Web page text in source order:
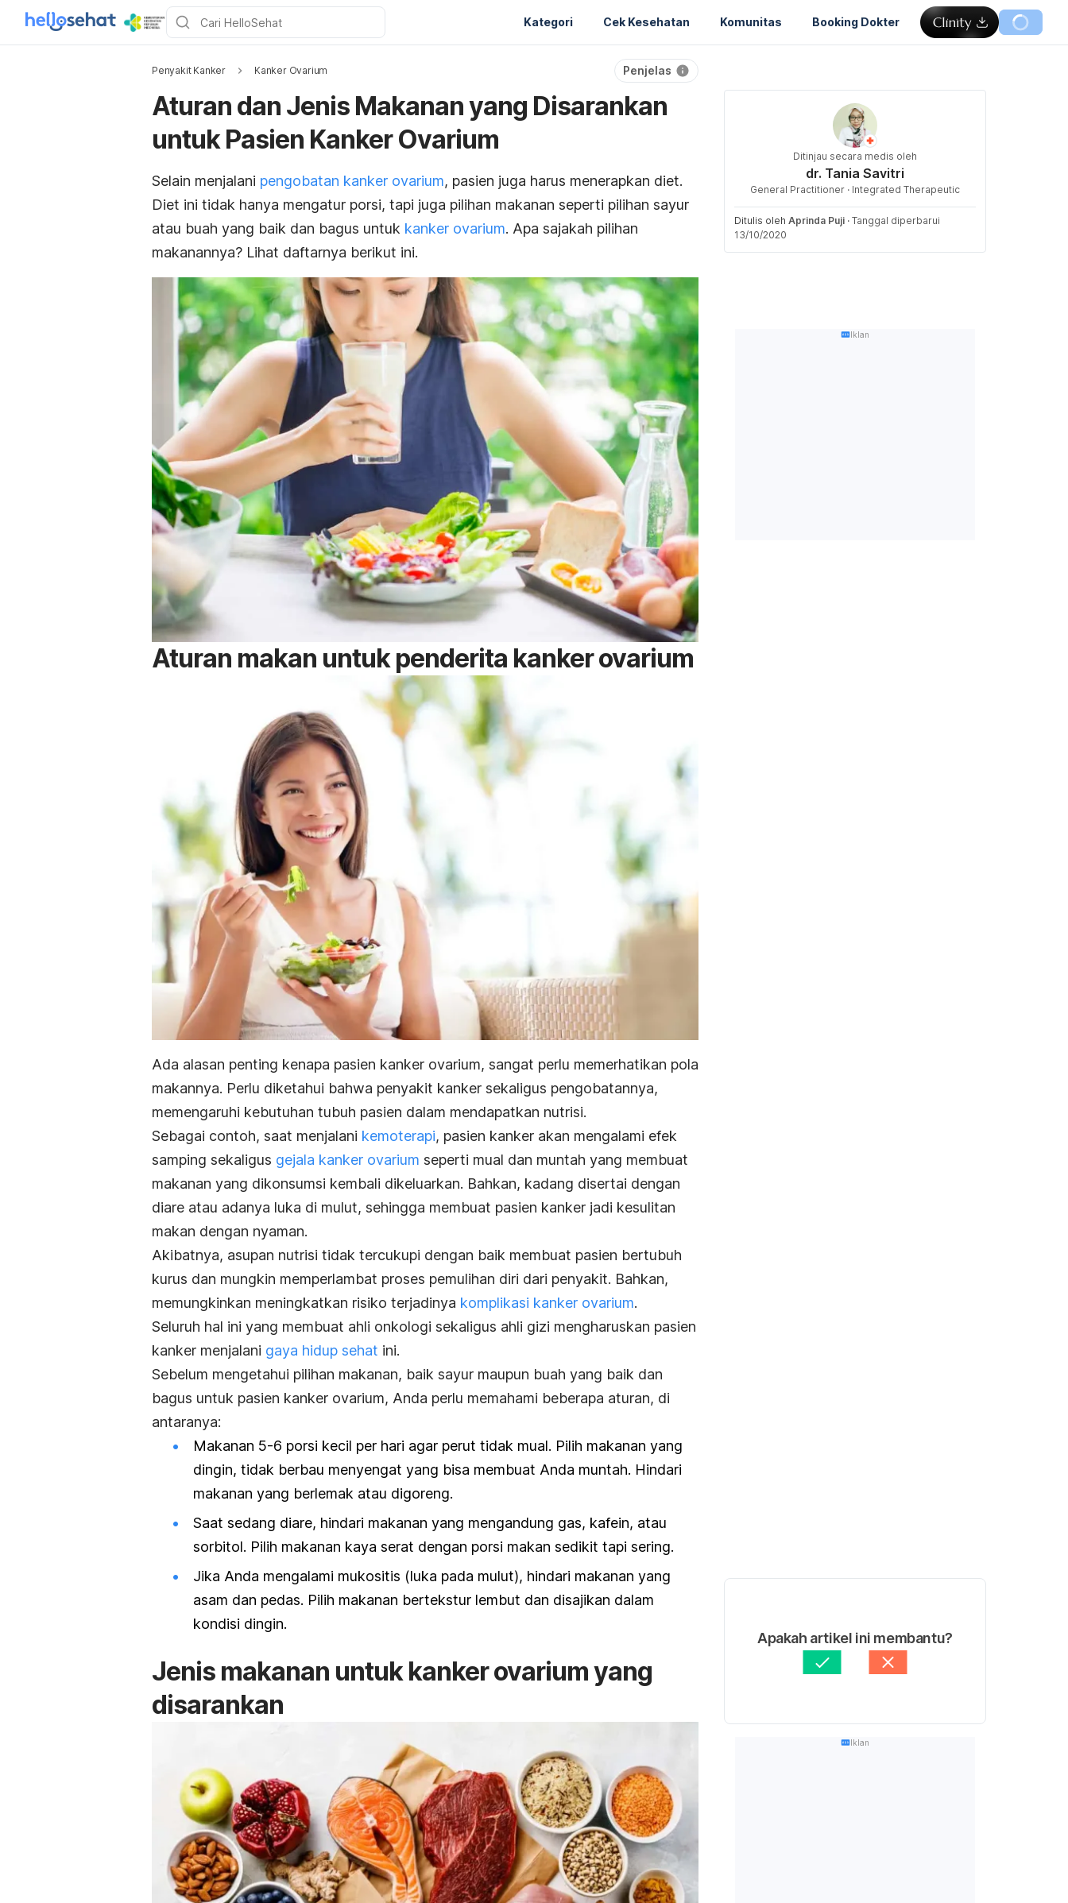
Kategori Cek Kesehatan Komunitas Booking Dokter
Penyakit Kanker Kanker Ovarium Penjelas
Aturan dan Jenis Makanan yang Disarankan
untuk Pasien Kanker Ovarium
Selain menjalani pengobatan kanker ovarium, pasien juga harus menerapkan diet.
Diet ini tidak hanya mengatur porsi, tapi juga pilihan makanan seperti pilihan sayur
atau buah yang baik dan bagus untuk kanker ovarium. Apa sajakah pilihan
makanannya? Lihat daftarnya berikut ini.
Aturan makan untuk penderita kanker ovarium
Ada alasan penting kenapa pasien kanker ovarium, sangat perlu memerhatikan pola
makannya. Perlu diketahui bahwa penyakit kanker sekaligus pengobatannya,
memengaruhi kebutuhan tubuh pasien dalam mendapatkan nutrisi.
Sebagai contoh, saat menjalani kemoterapi, pasien kanker akan mengalami efek
samping sekaligus gejala kanker ovarium seperti mual dan muntah yang membuat
makanan yang dikonsumsi kembali dikeluarkan. Bahkan, kadang disertai dengan
diare atau adanya luka di mulut, sehingga membuat pasien kanker jadi kesulitan
makan dengan nyaman.
Akibatnya, asupan nutrisi tidak tercukupi dengan baik membuat pasien bertubuh
kurus dan mungkin memperlambat proses pemulihan diri dari penyakit. Bahkan,
memungkinkan meningkatkan risiko terjadinya komplikasi kanker ovarium.
Seluruh hal ini yang membuat ahli onkologi sekaligus ahli gizi mengharuskan pasien
kanker menjalani gaya hidup sehat ini.
Sebelum mengetahui pilihan makanan, baik sayur maupun buah yang baik dan
bagus untuk pasien kanker ovarium, Anda perlu memahami beberapa aturan, di
antaranya:
Makanan 5-6 porsi kecil per hari agar perut tidak mual. Pilih makanan yang
dingin, tidak berbau menyengat yang bisa membuat Anda muntah. Hindari
makanan yang berlemak atau digoreng.
Saat sedang diare, hindari makanan yang mengandung gas, kafein, atau
sorbitol. Pilih makanan kaya serat dengan porsi makan sedikit tapi sering.
Jika Anda mengalami mukositis (luka pada mulut), hindari makanan yang
asam dan pedas. Pilih makanan bertekstur lembut dan disajikan dalam
kondisi dingin.
Jenis makanan untuk kanker ovarium yang
disarankan
Ditinjau secara medis oleh
dr. Tania Savitri
General Practitioner · Integrated Therapeutic
Ditulis oleh Aprinda Puji · Tanggal diperbarui
13/10/2020
Iklan
Apakah artikel ini membantu?
Iklan